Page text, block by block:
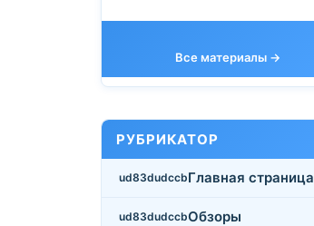
Все материалы →
РУБРИКАТОР
Главная страница
Обзоры